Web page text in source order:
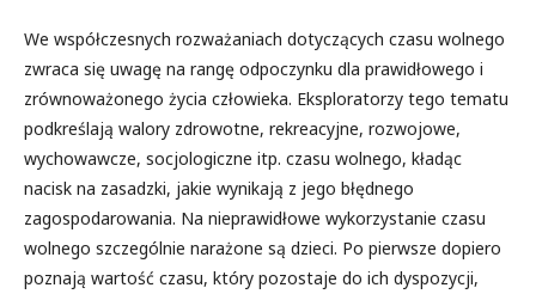
We współczesnych rozważaniach dotyczących czasu wolnego
zwraca się uwagę na rangę odpoczynku dla prawidłowego i
zrównoważonego życia człowieka. Eksploratorzy tego tematu
podkreślają walory zdrowotne, rekreacyjne, rozwojowe,
wychowawcze, socjologiczne itp. czasu wolnego, kładąc
nacisk na zasadzki, jakie wynikają z jego błędnego
zagospodarowania. Na nieprawidłowe wykorzystanie czasu
wolnego szczególnie narażone są dzieci. Po pierwsze dopiero
poznają wartość czasu, który pozostaje do ich dyspozycji,